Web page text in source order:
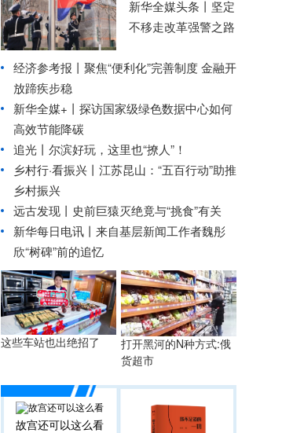
新华全媒头条丨 坚定
不移走改革强警之路
经济参考报丨 聚焦“便利化”完善制度 金融开
放蹄疾步稳
新华全媒+丨 探访国家级绿色数据中心如何
高效节能降碳
追光丨 尔滨好玩，这里也“撩人”！
乡村行·看振兴丨 江苏昆山：“五百行动”助推
乡村振兴
远古发现丨史前巨猿灭绝竟与“挑食”有关
新华每日电讯丨 来自基层新闻工作者魏彤
欣“树碑”前的追忆
这些车站也出绝招了
打开黑河的N种方式:俄
货超市
故宫还可以这么看